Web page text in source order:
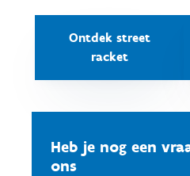
Ontdek street
racket
Heb je nog een
ons